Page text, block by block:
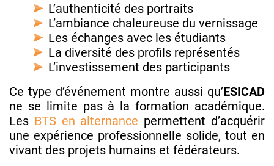
L’authenticité des portraits
L’ambiance chaleureuse du vernissage
Les échanges avec les étudiants
La diversité des profils représentés
L’investissement des participants
Ce type d’événement montre aussi qu’ESICAD
ne se limite pas à la formation académique.
Les BTS en alternance permettent d’acquérir
une expérience professionnelle solide, tout en
vivant des projets humains et fédérateurs.